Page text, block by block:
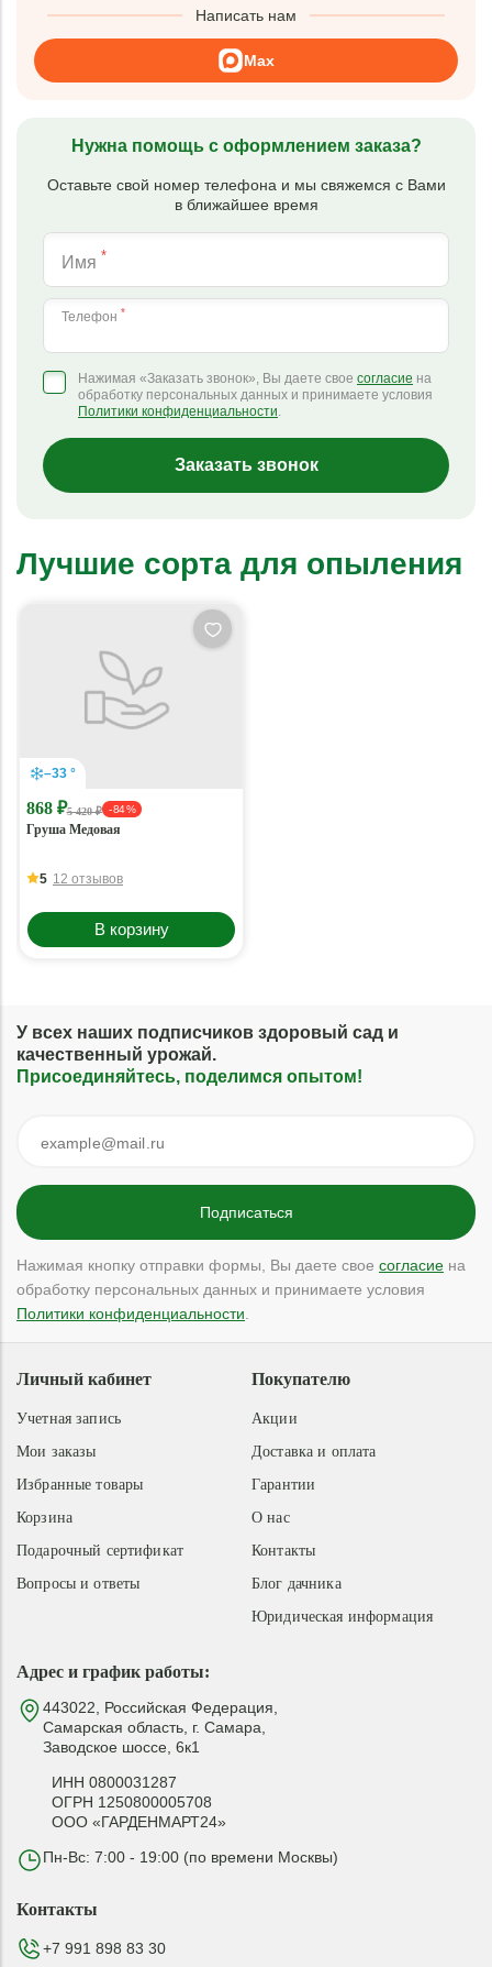
Написать нам
Max
Нужна помощь с оформлением заказа?
Оставьте свой номер телефона и мы свяжемся с Вами
в ближайшее время
Имя *
Телефон *
Нажимая «Заказать звонок», Вы даете свое согласие на
обработку персональных данных и принимаете условия
Политики конфиденциальности.
Заказать звонок
Лучшие сорта для опыления
–33 °
868 ₽5 420 ₽ - 84 %
Груша Медовая
5 12 отзывов
В корзину
У всех наших подписчиков здоровый сад и
качественный урожай.
Присоединяйтесь, поделимся опытом!
Нажимая кнопку отправки формы, Вы даете свое согласие на
обработку персональных данных и принимаете условия
Политики конфиденциальности
Адрес и график работы:
443022, Российская Федерация,
Самарская область, г. Самара,
Заводское шоссе, 6к1
ИНН 0800031287
ОГРН 1250800005708
ООО «ГАРДЕНМАРТ24»
Пн-Вс: 7:00 - 19:00 (по времени Москвы)
Покупателю
Акции
Доставка и оплата
Гарантии
О нас
Контакты
Блог дачника
Юридическая информация
Личный кабинет
Учетная запись
Мои заказы
Избранные товары
Корзина
Подарочный сертификат
Вопросы и ответы
Контакты
+7 991 898 83 30